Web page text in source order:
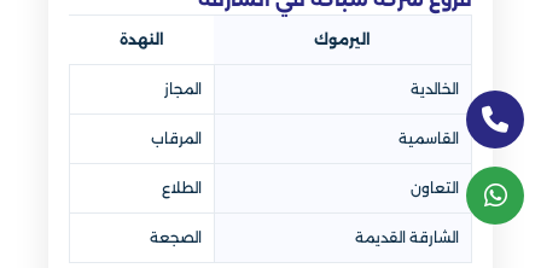
اليرموك النهدة
الخالدية المجاز
القاسمية المرقاب
التعاون الطلاع
الشارقة القديمة الصجعة